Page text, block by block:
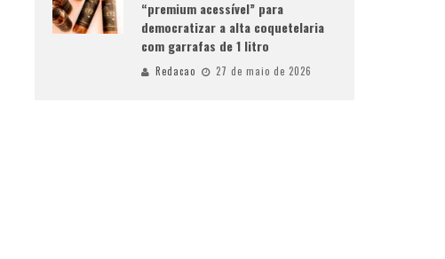
“premium acessível” para
democratizar a alta coquetelaria
com garrafas de 1 litro
Redacao 27 de maio de 2026